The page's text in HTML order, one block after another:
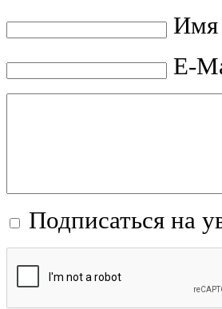
Имя
E-
Подписаться на